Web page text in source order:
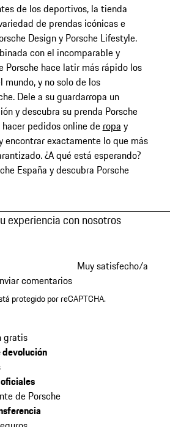
de los deportivos, la tienda
de prendas icónicas e
Design y Porsche Lifestyle.
con el incomparable y
Porsche hace latir más rápido los
mundo, y no solo de los
Dele a su guardarropa un
y descubra su prenda Porsche
pedidos online de ropa y
encontrar exactamente lo que más
¿A qué está esperando?
España y descubra Porsche
experiencia con nosotros
Muy satisfecho/a
comentarios
protegido por reCAPTCHA.
gratis
de Porsche